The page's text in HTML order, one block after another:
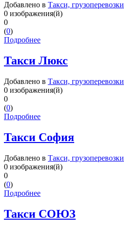
Добавлено в Такси, грузоперевозки
0 изображения(й)
0
(0)
Подробнее
Такси Люкс
Добавлено в Такси, грузоперевозки
0 изображения(й)
0
(0)
Подробнее
Такси София
Добавлено в Такси, грузоперевозки
0 изображения(й)
0
(0)
Подробнее
Такси СОЮЗ